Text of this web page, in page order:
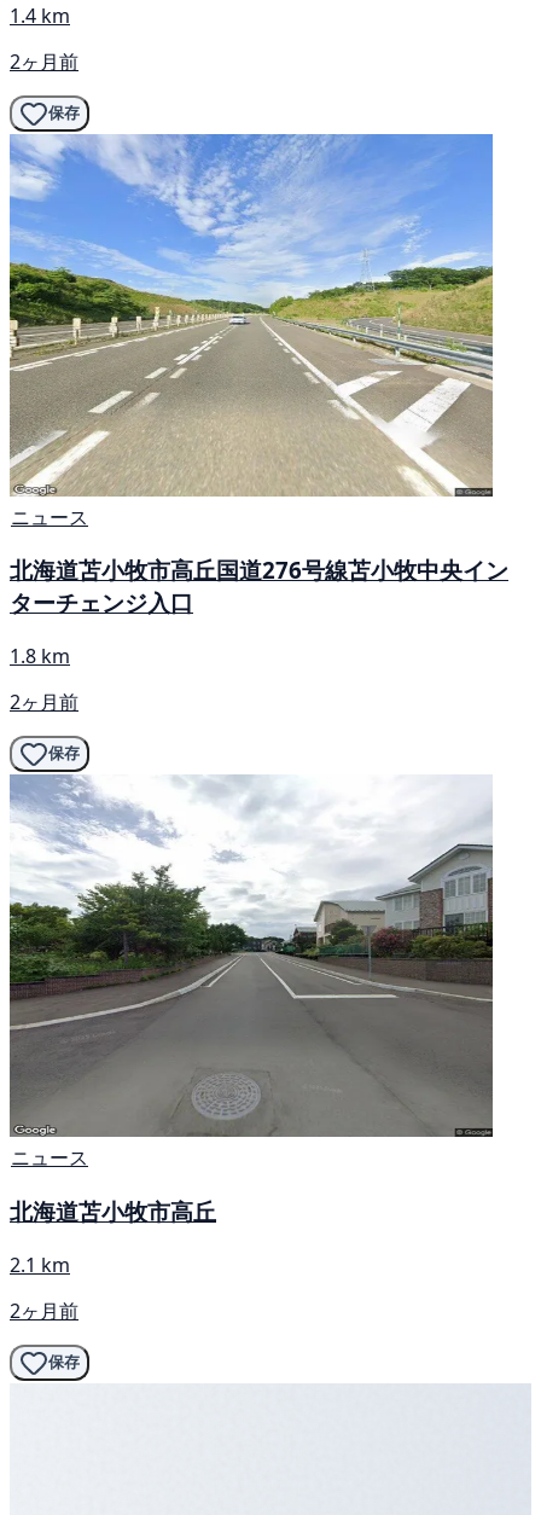
1.4 km
2ヶ月前
保存
ニュース
北海道苫小牧市高丘国道276号線苫小牧中央イン
ターチェンジ入口
1.8 km
2ヶ月前
保存
ニュース
北海道苫小牧市高丘
2.1 km
2ヶ月前
保存